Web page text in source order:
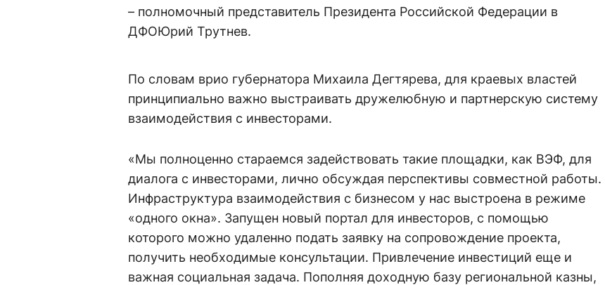
– полномочный представитель Президента Российской Федерации в
ДФОЮрий Трутнев.
По словам врио губернатора Михаила Дегтярева, для краевых властей
принципиально важно выстраивать дружелюбную и партнерскую систему
взаимодействия с инвесторами.
«Мы полноценно стараемся задействовать такие площадки, как ВЭФ, для
диалога с инвесторами, лично обсуждая перспективы совместной работы.
Инфраструктура взаимодействия с бизнесом у нас выстроена в режиме
«одного окна». Запущен новый портал для инвесторов, с помощью
которого можно удаленно подать заявку на сопровождение проекта,
получить необходимые консультации. Привлечение инвестиций еще и
важная социальная задача. Пополняя доходную базу региональной казны,